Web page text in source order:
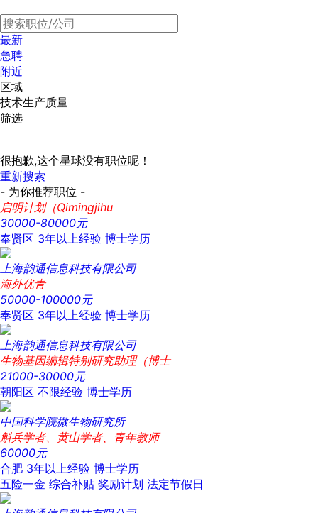
最新
急聘
附近
区域
技术生产质量
筛选
很抱歉,这个星球没有职位呢！
重新搜索
- 为你推荐职位 -
启明计划（Qimingjihu
30000-80000元
奉贤区 3年以上经验 博士学历
上海韵通信息科技有限公司
海外优青
50000-100000元
奉贤区 3年以上经验 博士学历
上海韵通信息科技有限公司
生物基因编辑特别研究助理（博士
21000-30000元
朝阳区 不限经验 博士学历
中国科学院微生物研究所
斛兵学者、黄山学者、青年教师
60000元
合肥 3年以上经验 博士学历
五险一金 综合补贴 奖励计划 法定节假日